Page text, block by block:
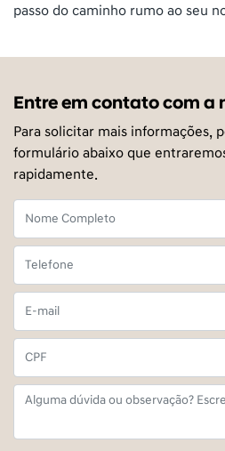
passo do caminho rumo ao seu
Entre em contato com a
Para solicitar mais informações,
formulário abaixo que
rapidamente.